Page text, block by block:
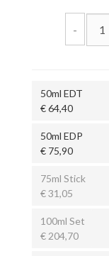
-
50ml EDT
€ 64,40
50ml EDP
€ 75,90
75ml Stick
€ 31,05
100ml Set
€ 204,70